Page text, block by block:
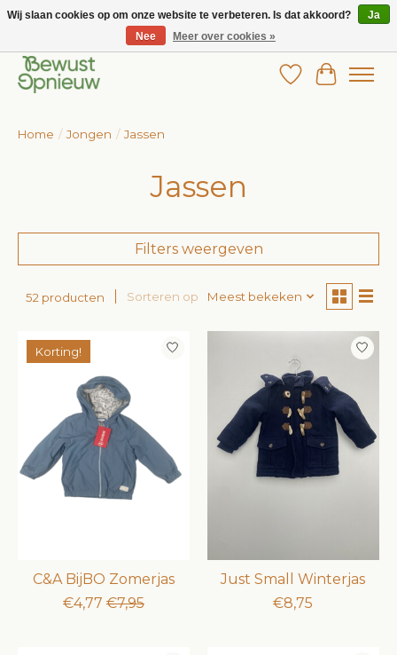
Wij bieden het grootste aanbod in betaalbare kinderkleding!
Verlanglijst
Home / Jongen / Jassen
Jassen
Filters weergeven
52 producten Sorteren op Meest bekeken
Korting!
C&A BijBO Zomerjas
€4,77 €7,95
Just Small Winterjas
€8,75
Wij slaan cookies op om onze website te verbeteren. Is dat akkoord?
Ja
Nee
Meer over cookies »